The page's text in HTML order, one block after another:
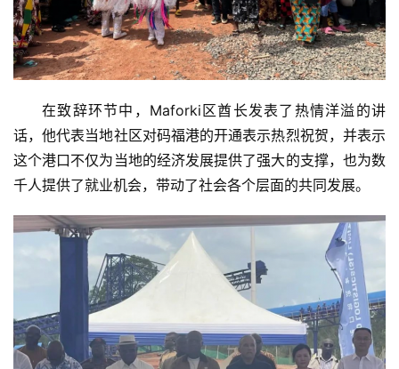
在致辞环节中，Maforki区酋长发表了热情洋溢的讲
话，他代表当地社区对码福港的开通表示热烈祝贺，并表示
这个港口不仅为当地的经济发展提供了强大的支撑，也为数
千人提供了就业机会，带动了社会各个层面的共同发展。